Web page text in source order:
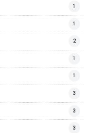
1
1
2
1
1
3
3
3